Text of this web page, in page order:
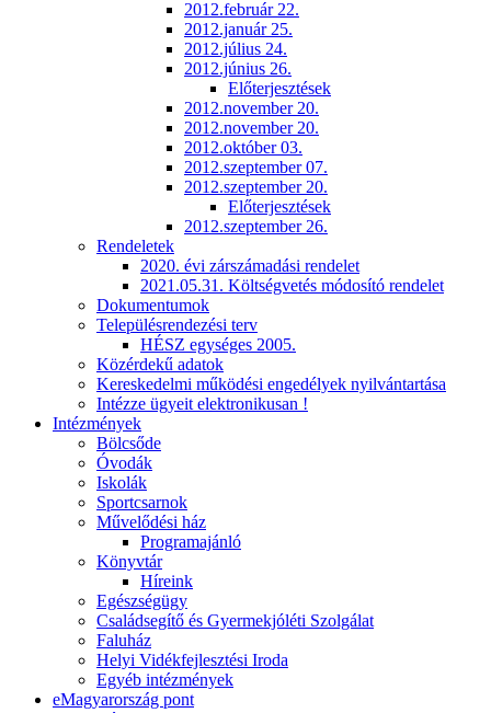
2012.február 22.
2012.január 25.
2012.július 24.
2012.június 26.
Előterjesztések
2012.november 20.
2012.november 20.
2012.október 03.
2012.szeptember 07.
2012.szeptember 20.
Előterjesztések
2012.szeptember 26.
Rendeletek
2020. évi zárszámadási rendelet
2021.05.31. Költségvetés módosító rendelet
Dokumentumok
Településrendezési terv
HÉSZ egységes 2005.
Közérdekű adatok
Kereskedelmi működési engedélyek nyilvántartása
Intézze ügyeit elektronikusan !
Intézmények
Bölcsőde
Óvodák
Iskolák
Sportcsarnok
Művelődési ház
Programajánló
Könyvtár
Híreink
Egészségügy
Családsegítő és Gyermekjóléti Szolgálat
Faluház
Helyi Vidékfejlesztési Iroda
Egyéb intézmények
eMagyarország pont